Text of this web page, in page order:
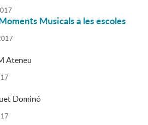
Musicals a les escoles
Ateneu
Dominó